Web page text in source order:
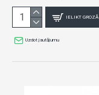
IELIKT GROZĀ
Uzdot jautājumu